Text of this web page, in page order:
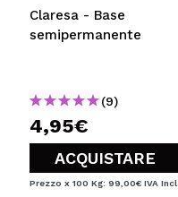
Claresa - Base
semipermanente
(9)
4,95€
ACQUISTARE
Prezzo x 100 Kg: 99,00€ IVA Incl.